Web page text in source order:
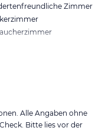
Zimmer
Alle Angaben ohne
Bitte lies vor der